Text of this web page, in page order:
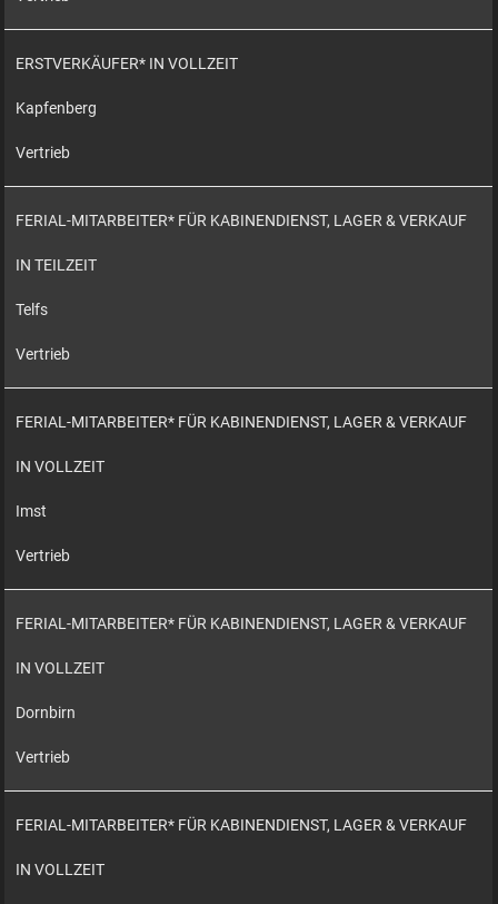
ERSTVERKÄUFER* IN VOLLZEIT
Kapfenberg
Vertrieb
FERIAL-MITARBEITER* FÜR KABINENDIENST, LAGER & VERKAUF
IN TEILZEIT
Telfs
Vertrieb
FERIAL-MITARBEITER* FÜR KABINENDIENST, LAGER & VERKAUF
IN VOLLZEIT
Imst
Vertrieb
FERIAL-MITARBEITER* FÜR KABINENDIENST, LAGER & VERKAUF
IN VOLLZEIT
Dornbirn
Vertrieb
FERIAL-MITARBEITER* FÜR KABINENDIENST, LAGER & VERKAUF
IN VOLLZEIT